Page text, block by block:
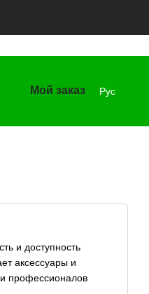
Мой заказ Рус
и доступность
аксессуары и
и профессионалов